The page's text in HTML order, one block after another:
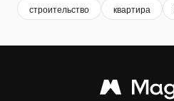
строительство квартира